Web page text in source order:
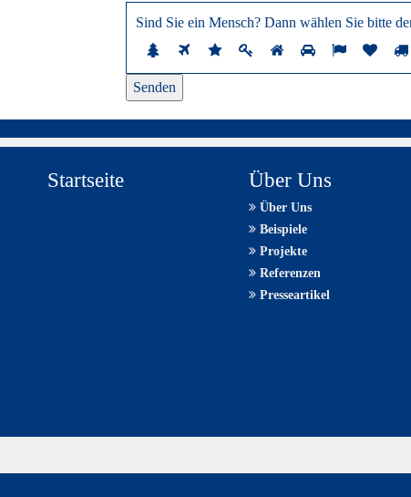
Sind Sie ein Mensch? Dann wählen Sie bitte
Sind
ein
Startseite Über Uns
Über Uns
Beispiele
Projekte
Referenzen
Presseartikel